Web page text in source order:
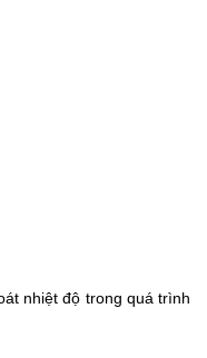
nhiệt độ trong quá trình